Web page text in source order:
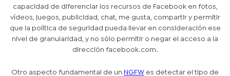
capacidad de diferenciar los recursos de Facebook en fotos,
vídeos, juegos, publicidad, chat, me gusta, compartir y permitir
que la política de seguridad pueda llevar en consideración ese
nivel de granularidad, y no sólo permitir o negar el acceso a la
dirección facebook.com.
Otro aspecto fundamental de un NGFW es detectar el tipo de